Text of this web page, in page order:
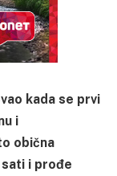
kada se prvi
i
obična
i prođe